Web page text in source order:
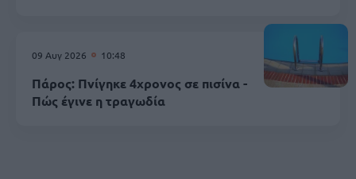
09 Αυγ 2026 10:48
Πάρος: Πνίγηκε 4χρονος σε πισίνα -
Πώς έγινε η τραγωδία